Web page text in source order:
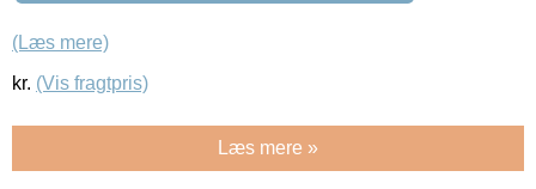
(Læs mere)
kr. (Vis fragtpris)
Læs mere »